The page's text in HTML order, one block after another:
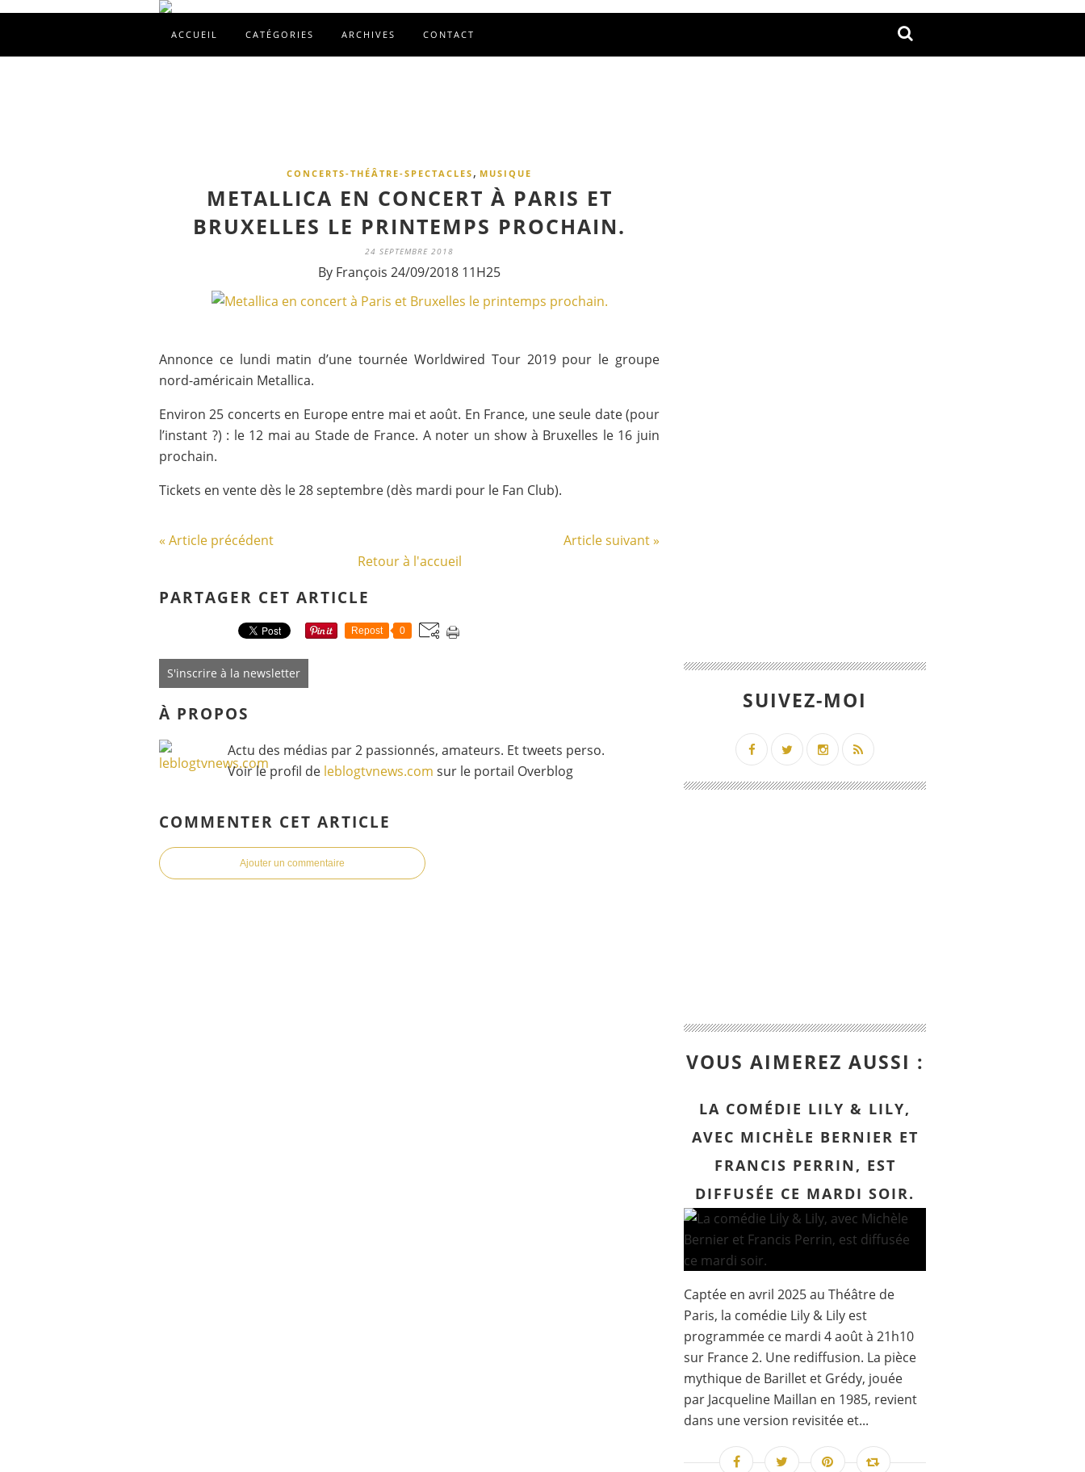
ACCUEIL CATÉGORIES ARCHIVES CONTACT
CONCERTS-THÉÂTRE-SPECTACLES , MUSIQUE
METALLICA EN CONCERT À PARIS ET
BRUXELLES LE PRINTEMPS PROCHAIN.
24 SEPTEMBRE 2018
By François 24/09/2018 11H25
Annonce ce lundi matin d’une tournée Worldwired Tour 2019 pour le groupe
nord-américain Metallica.
Environ 25 concerts en Europe entre mai et août. En France, une seule date (pour
l’instant ?) : le 12 mai au Stade de France. A noter un show à Bruxelles le 16 juin
prochain.
Tickets en vente dès le 28 septembre (dès mardi pour le Fan Club).
« Article précédent
Article suivant »
Retour à l'accueil
PARTAGER CET ARTICLE
Repost 0
S'inscrire à la newsletter
À PROPOS
Actu des médias par 2 passionnés, amateurs. Et tweets perso.
Voir le profil de leblogtvnews.com sur le portail Overblog
COMMENTER CET ARTICLE
Ajouter un commentaire
SUIVEZ-MOI
VOUS AIMEREZ AUSSI :
LA COMÉDIE LILY & LILY,
AVEC MICHÈLE BERNIER ET
FRANCIS PERRIN, EST
DIFFUSÉE CE MARDI SOIR.
Captée en avril 2025 au Théâtre de
Paris, la comédie Lily & Lily est
programmée ce mardi 4 août à 21h10
sur France 2. Une rediffusion. La pièce
mythique de Barillet et Grédy, jouée
par Jacqueline Maillan en 1985, revient
dans une version revisitée et...